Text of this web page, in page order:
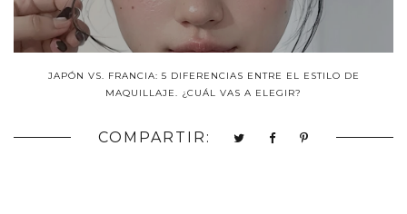
JAPÓN VS. FRANCIA: 5 DIFERENCIAS ENTRE EL ESTILO DE
MAQUILLAJE. ¿CUÁL VAS A ELEGIR?
COMPARTIR: